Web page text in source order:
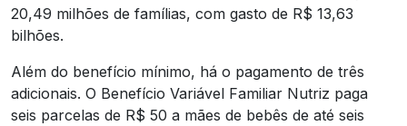
20,49 milhões de famílias, com gasto de R$ 13,63
bilhões.
Além do benefício mínimo, há o pagamento de três
adicionais. O Benefício Variável Familiar Nutriz paga
seis parcelas de R$ 50 a mães de bebês de até seis